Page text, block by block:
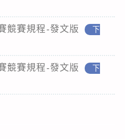
競賽規程-發文版
下
競賽規程-發文版
下